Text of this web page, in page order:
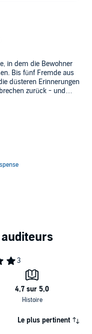
in dem die Bewohner
Bis fünf Fremde aus
düsteren Erinnerungen
zurück - und
Clique verbringt einen
von Michaels Eltern
Michael in eine
nächsten Tag wird klar:
keinen Schuldigen,
Einheimischen.Freunde von
andere sind gescheitert.
sie an diesen Ort
(P)2019 Audible Studios
Le plus pertinent